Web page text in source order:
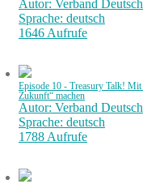
Autor: Verband
Sprache: deutsch
1646 Aufrufe
Episode 10 - Treasury Talk!
Zukunft“ machen
Autor: Verband
Sprache: deutsch
1788 Aufrufe